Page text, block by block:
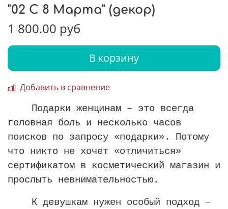
"02 С 8 Марта" (декор)
1 800.00 руб
В корзину
Добавить в сравнение
Подарки женщинам – это всегда
головная боль и несколько часов
поисков по запросу «подарки». Потому
что никто не хочет «отличиться»
сертификатом в косметический магазин и
прослыть невнимательностью.
К девушкам нужен особый подход –